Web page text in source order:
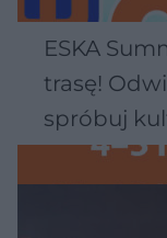
ESKA
trasę!
spróbuj
Wawelu